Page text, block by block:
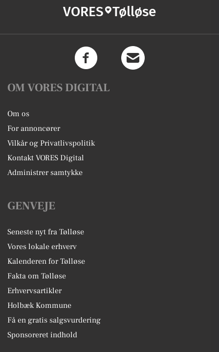
VORES Tølløse
OM VORES DIGITAL
Om os
For annoncører
Vilkår og Privatlivspolitik
Kontakt VORES Digital
Administrer samtykke
GENVEJE
Seneste nyt fra Tølløse
Vores lokale erhverv
Kalenderen for Tølløse
Fakta om Tølløse
Erhvervsartikler
Holbæk Kommune
Få en gratis salgsvurdering
Sponsoreret indhold